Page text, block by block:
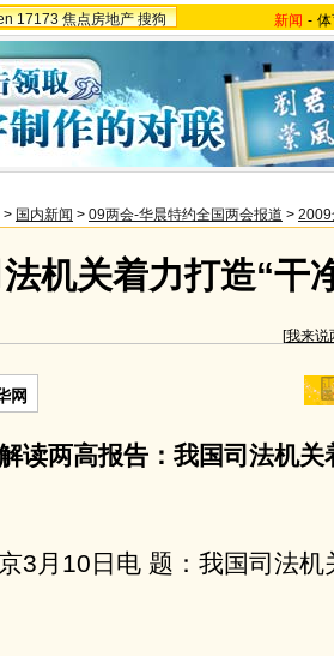
17173 焦点房地产 搜狗 新闻 -
> 国内新闻 > 09两会-华晨特约全国两会报道 > 2009
机关着力打造“干
[我来说
网
读两高报告：我国司法机关
月10日电 题：我国司法机